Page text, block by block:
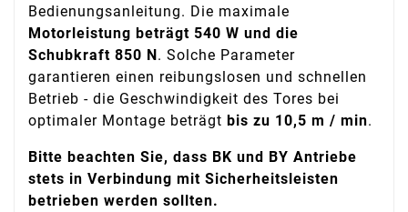
Bedienungsanleitung. Die maximale
Motorleistung beträgt 540 W und die
Schubkraft 850 N . Solche Parameter
garantieren einen reibungslosen und schnellen
Betrieb - die Geschwindigkeit des Tores bei
optimaler Montage beträgt bis zu 10,5 m / min.
Bitte beachten Sie, dass BK und BY Antriebe
stets in Verbindung mit Sicherheitsleisten
betrieben werden sollten.